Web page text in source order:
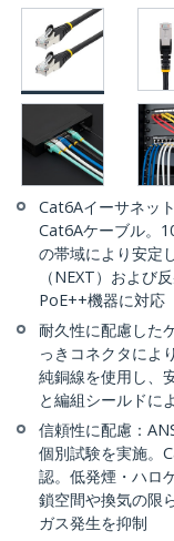
Cat6Aイーサネッ
Cat6Aケーブル。
の帯域により安定
（NEXT）および
PoE++機器に対応
耐久性に配慮した
っきコネクタによ
純銅線を使用し、
と編組シールドに
信頼性に配慮：
個別試験を実施。
認。低発煙・ハロ
鎖空間や換気の限
ガス発生を抑制